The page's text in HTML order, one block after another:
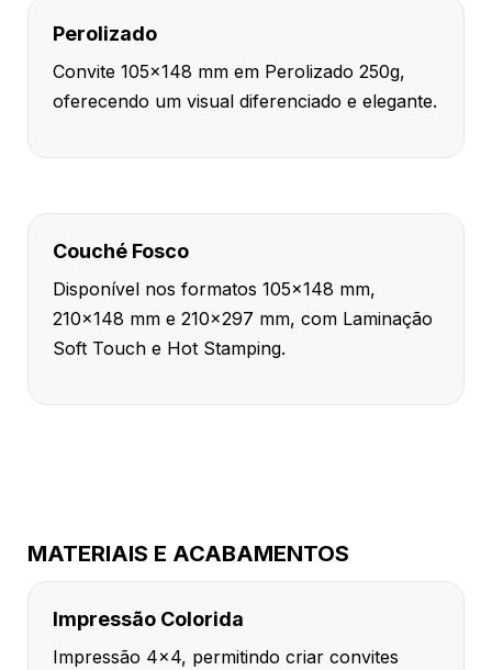
Perolizado
Convite 105x148 mm em Perolizado 250g,
oferecendo um visual diferenciado e elegante.
Couché Fosco
Disponível nos formatos 105x148 mm,
210x148 mm e 210x297 mm, com Laminação
Soft Touch e Hot Stamping.
MATERIAIS E ACABAMENTOS
Impressão Colorida
Impressão 4x4, permitindo criar convites